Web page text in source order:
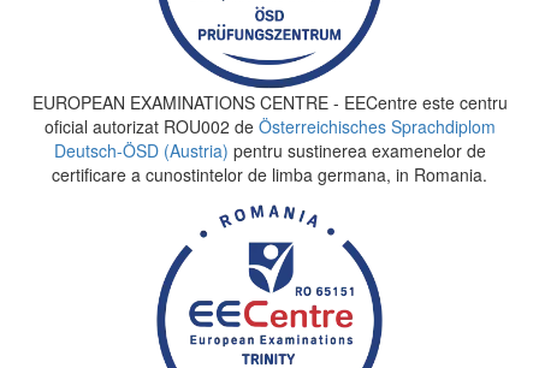
EUROPEAN EXAMINATIONS CENTRE - EECentre este centru
oficial autorizat ROU002 deÖsterreichisches Sprachdiplom
Deutsch-ÖSD (Austria) pentru sustinerea examenelor de
certificare a cunostintelor de limba germana, in Romania.